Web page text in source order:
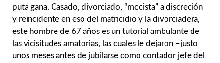
puta gana. Casado, divorciado, “mocista” a discreción
y reincidente en eso del matricidio y la divorciadera,
este hombre de 67 años es un tutorial ambulante de
las vicisitudes amatorias, las cuales le dejaron –justo
unos meses antes de jubilarse como contador jefe del